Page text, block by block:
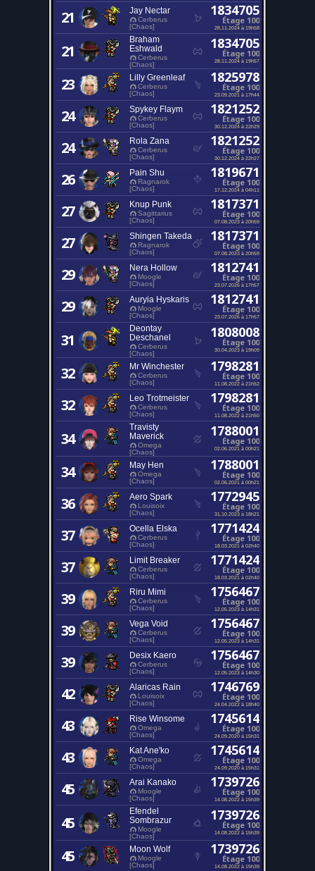
21 Jay Nectar
Cerberus
[Chaos]
1834705
Étage 100
28.11.2024 à 19h58
21
Braham
Eshwald
Cerberus
[Chaos]
1834705
Étage 100
28.11.2024 à 19h57
23 Lilly Greenleaf
Cerberus
[Chaos]
1825978
Étage 100
23.09.2021 à 17h44
24 Spykey Flaym
Cerberus
[Chaos]
1821252
Étage 100
30.12.2024 à 22h29
24 Rola Zana
Cerberus
[Chaos]
1821252
Étage 100
30.12.2024 à 22h27
26 Pain Shu
Ragnarok
[Chaos]
1819671
Étage 100
17.12.2024 à 04h11
27 Knup Punk
Sagittarius
[Chaos]
1817371
Étage 100
07.08.2023 à 20h59
27 Shingen Takeda
Ragnarok
[Chaos]
1817371
Étage 100
07.08.2023 à 20h59
29 Nera Hollow
Moogle
[Chaos]
1812741
Étage 100
23.07.2026 à 17h57
29 Auryia Hyskaris
Moogle
[Chaos]
1812741
Étage 100
23.07.2026 à 17h57
31
Deontay
Deschanel
Cerberus
[Chaos]
1808008
Étage 100
30.04.2023 à 19h09
32 Mr Winchester
Cerberus
[Chaos]
1798281
Étage 100
11.08.2022 à 21h52
32 Leo Trotmeister
Cerberus
[Chaos]
1798281
Étage 100
11.08.2022 à 21h50
34
Travisty
Maverick
Omega
[Chaos]
1788001
Étage 100
02.06.2021 à 00h21
34 May Hen
Omega
[Chaos]
1788001
Étage 100
02.06.2021 à 00h21
36 Aero Spark
Louisoix
[Chaos]
1772945
Étage 100
31.10.2023 à 18h21
37 Ocella Elska
Cerberus
[Chaos]
1771424
Étage 100
18.03.2021 à 02h40
37 Limit Breaker
Cerberus
[Chaos]
1771424
Étage 100
18.03.2021 à 02h40
39 Riru Mimi
Cerberus
[Chaos]
1756467
Étage 100
12.05.2023 à 14h31
39 Vega Void
Cerberus
[Chaos]
1756467
Étage 100
12.05.2023 à 14h31
39 Desix Kaero
Cerberus
[Chaos]
1756467
Étage 100
12.05.2023 à 14h30
42 Alaricas Rain
Louisoix
[Chaos]
1746769
Étage 100
24.04.2022 à 18h40
43 Rise Winsome
Omega
[Chaos]
1745614
Étage 100
24.09.2020 à 15h31
43 Kat Ane'ko
Omega
[Chaos]
1745614
Étage 100
24.09.2020 à 15h31
45 Arai Kanako
Moogle
[Chaos]
1739726
Étage 100
14.08.2022 à 15h39
45
Efendel
Sombrazur
Moogle
[Chaos]
1739726
Étage 100
14.08.2022 à 15h39
45 Moon Wolf
Moogle
[Chaos]
1739726
Étage 100
14.08.2022 à 15h39